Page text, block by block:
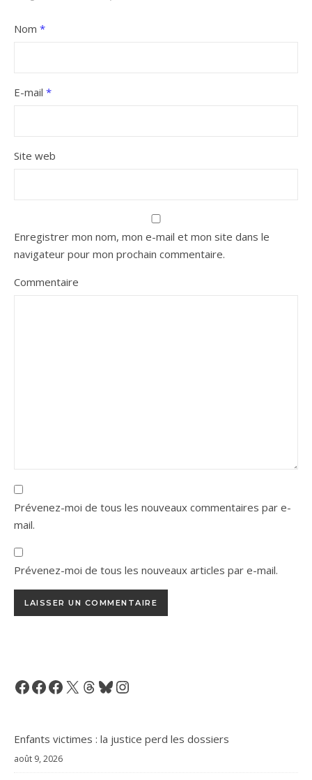
Nom *
E-mail *
Site web
Enregistrer mon nom, mon e-mail et mon site dans le
navigateur pour mon prochain commentaire.
Commentaire
Prévenez-moi de tous les nouveaux commentaires par e-
mail.
Prévenez-moi de tous les nouveaux articles par e-mail.
Facebook
Facebook
Facebook
X Threads
BlueskyInstagram
Enfants victimes : la justice perd les dossiers
août 9, 2026